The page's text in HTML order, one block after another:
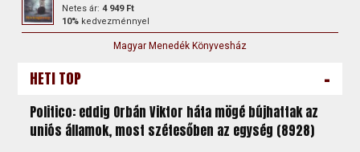
Netes ár:4 949 Ft
10% kedvezménnyel
Magyar Menedék Könyvesház
HETI TOP -
Politico: eddig Orbán Viktor háta mögé bújhattak az
uniós államok, most szétesőben az egység (8928)